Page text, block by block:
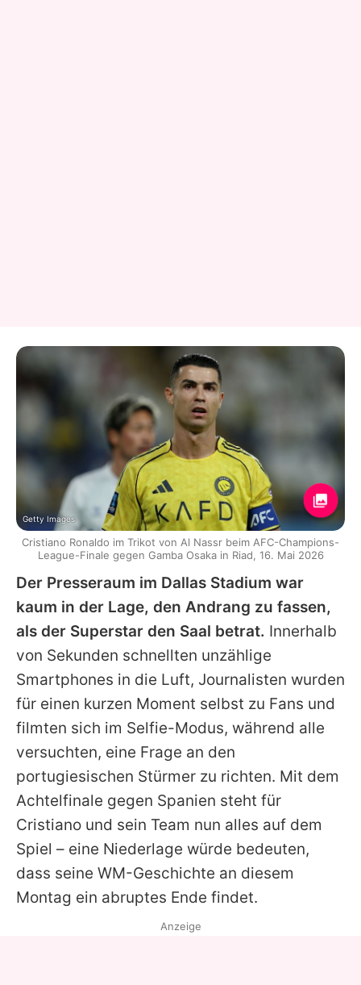
Der Presseraum im Dallas Stadium war
kaum in der Lage, den Andrang zu fassen,
als der Superstar den Saal betrat. Innerhalb
von Sekunden schnellten unzählige
Smartphones in die Luft, Journalisten wurden
für einen kurzen Moment selbst zu Fans und
filmten sich im Selfie-Modus, während alle
versuchten, eine Frage an den
portugiesischen Stürmer zu richten. Mit dem
Achtelfinale gegen Spanien steht für
Cristiano und sein Team nun alles auf dem
Spiel – eine Niederlage würde bedeuten,
dass seine WM-Geschichte an diesem
Montag ein abruptes Ende findet.
Getty Images
Cristiano Ronaldo im Trikot von Al Nassr beim AFC-Champions-
League-Finale gegen Gamba Osaka in Riad, 16. Mai 2026
Anzeige